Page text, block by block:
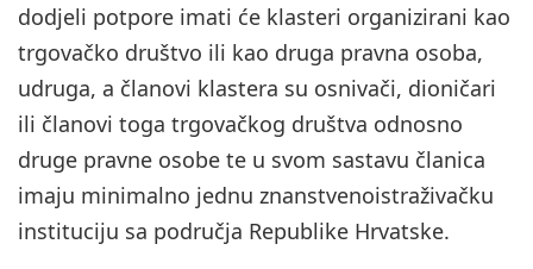
dodjeli potpore imati će klasteri organizirani kao
trgovačko društvo ili kao druga pravna osoba,
udruga, a članovi klastera su osnivači, dioničari
ili članovi toga trgovačkog društva odnosno
druge pravne osobe te u svom sastavu članica
imaju minimalno jednu znanstvenoistraživačku
instituciju sa područja Republike Hrvatske.